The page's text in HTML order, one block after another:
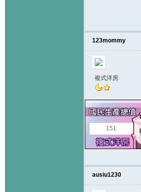
123mommy
複式洋房
151
ausiu1230